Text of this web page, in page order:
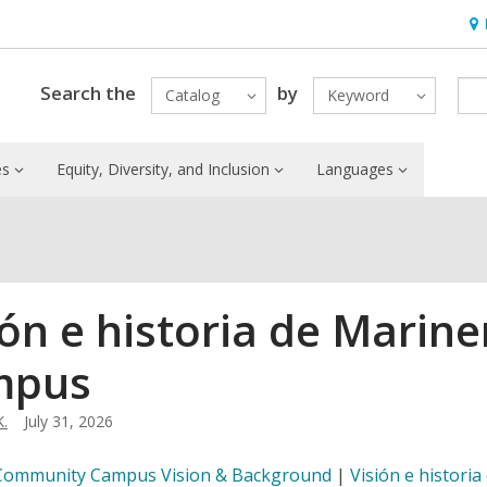
&
Search the Catalog by Keyword
Equity, Diversity, and Inclusion Languages
e historia de
July 31, 2026
Campus Vision & Background | Visión e